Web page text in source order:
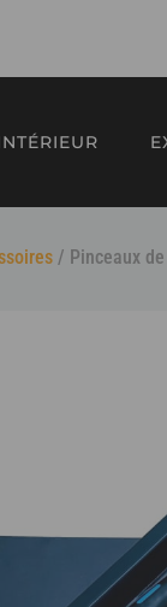
/ Pinceaux